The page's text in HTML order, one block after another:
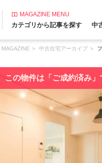
MAGAZINE MENU
カテゴリから記事を探す 中
中古住宅アーカイブ
この物件は「ご成約済み」